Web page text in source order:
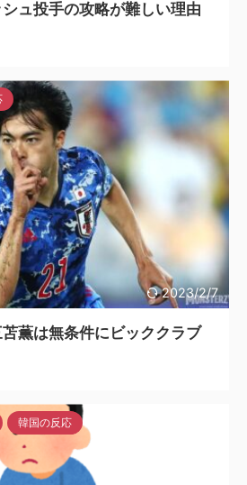
ュ投手の攻略が難しい理由
2023/2/7
薫は無条件にビッククラブ
韓国の反応